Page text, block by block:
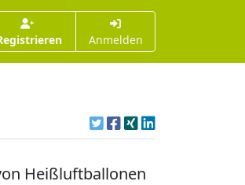
Anmelden
Heißluftballonen